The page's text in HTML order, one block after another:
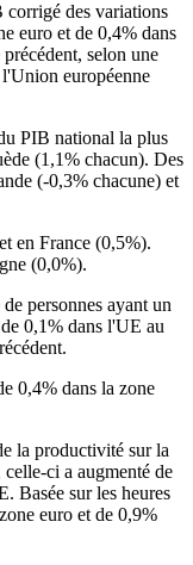
des variations
euro et de 0,4% dans
selon une
européenne
PIB national la plus
(1,1% chacun). Des
(-0,3% chacune) et
en France (0,5%).
(0,0%).
personnes ayant un
0,1% dans l'UE au
0,4% dans la zone
la productivité sur la
celle-ci a augmenté de
Basée sur les heures
euro et de 0,9%